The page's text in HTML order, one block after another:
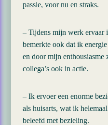
passie, voor nu en straks.
– Tijdens mijn werk ervaar
bemerkte ook dat ik
en door mijn enthousiasme
collega’s ook in actie.
– Ik ervoer een enorme
als huisarts, wat ik
beleefd met bezieling.